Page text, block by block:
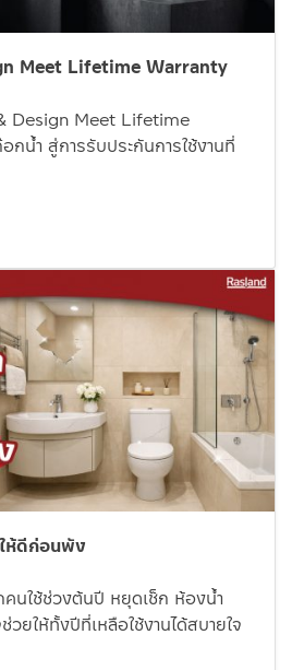
Meet Lifetime Warranty
Design Meet Lifetime
น้ำ สู่การรับประกันการใช้งานที่
ห้ดีก่อนพัง
นใช้ช่วงต้นปี หยุดเช็ก ห้องน้ำ
ยให้ทั้งปีที่เหลือใช้งานได้สบายใจ